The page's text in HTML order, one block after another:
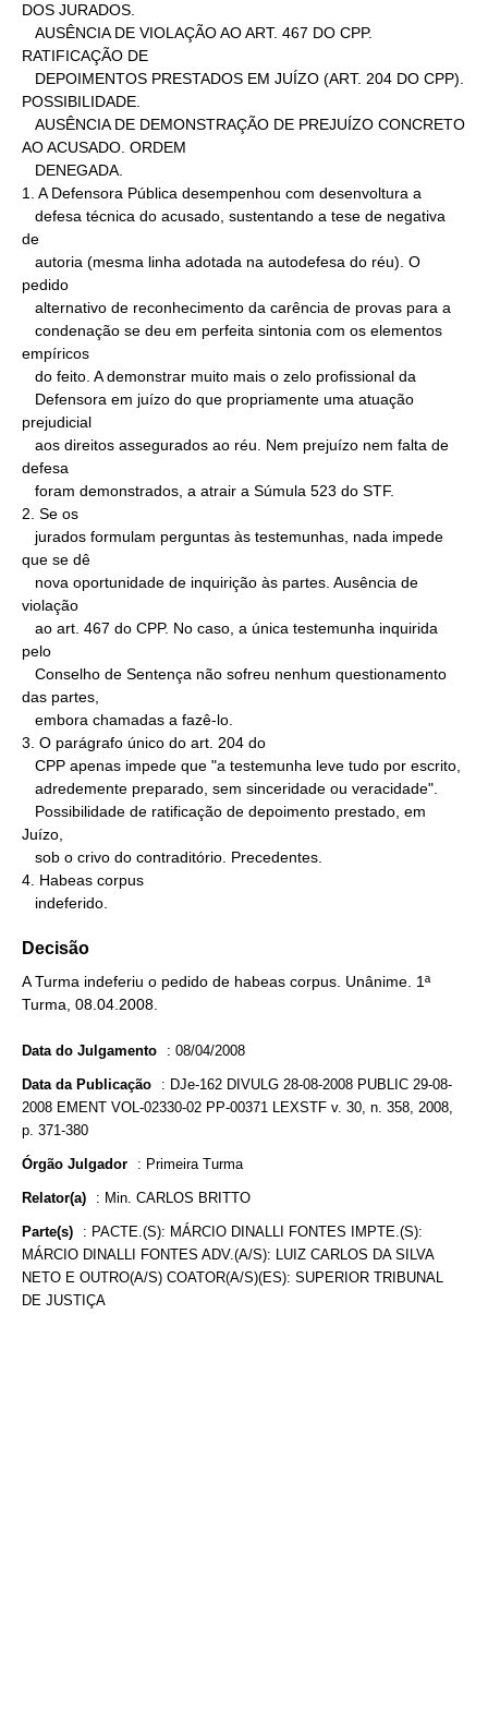
DOS JURADOS.
RATIFICAÇÃO DE
POSSIBILIDADE.
AO ACUSADO. ORDEM
1. A Defensora Pública desempenhou com desenvoltura a
de
pedido
empíricos
prejudicial
defesa
2. Se os
que se dê
violação
pelo
das partes,
3. O parágrafo único do art. 204 do
Juízo,
4. Habeas corpus
   indeferido.
Decisão
A Turma indeferiu o pedido de habeas corpus. Unânime. 1ª
Turma, 08.04.2008.
Data do Julgamento : 08/04/2008
Data da Publicação : DJe-162 DIVULG 28-08-2008 PUBLIC 29-08-
2008 EMENT VOL-02330-02 PP-00371 LEXSTF v. 30, n. 358, 2008,
p. 371-380
Órgão Julgador : Primeira Turma
Relator(a) : Min. CARLOS BRITTO
Parte(s) : PACTE.(S): MÁRCIO DINALLI FONTES IMPTE.(S):
MÁRCIO DINALLI FONTES ADV.(A/S): LUIZ CARLOS DA SILVA
NETO E OUTRO(A/S) COATOR(A/S)(ES): SUPERIOR TRIBUNAL
DE JUSTIÇA